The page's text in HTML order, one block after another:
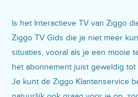
Is het Interactieve TV van Ziggo
Ziggo TV Gids die je niet meer
situaties, vooral als je een mooie
het abonnement juist geweldig
Je kunt de Ziggo Klantenservice